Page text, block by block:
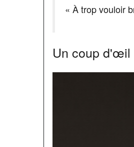
« À trop vouloir
Un coup d'œil